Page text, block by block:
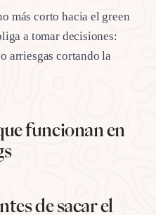
más corto hacia el green
a tomar decisiones:
arriesgas cortando la
funcionan en
de sacar el